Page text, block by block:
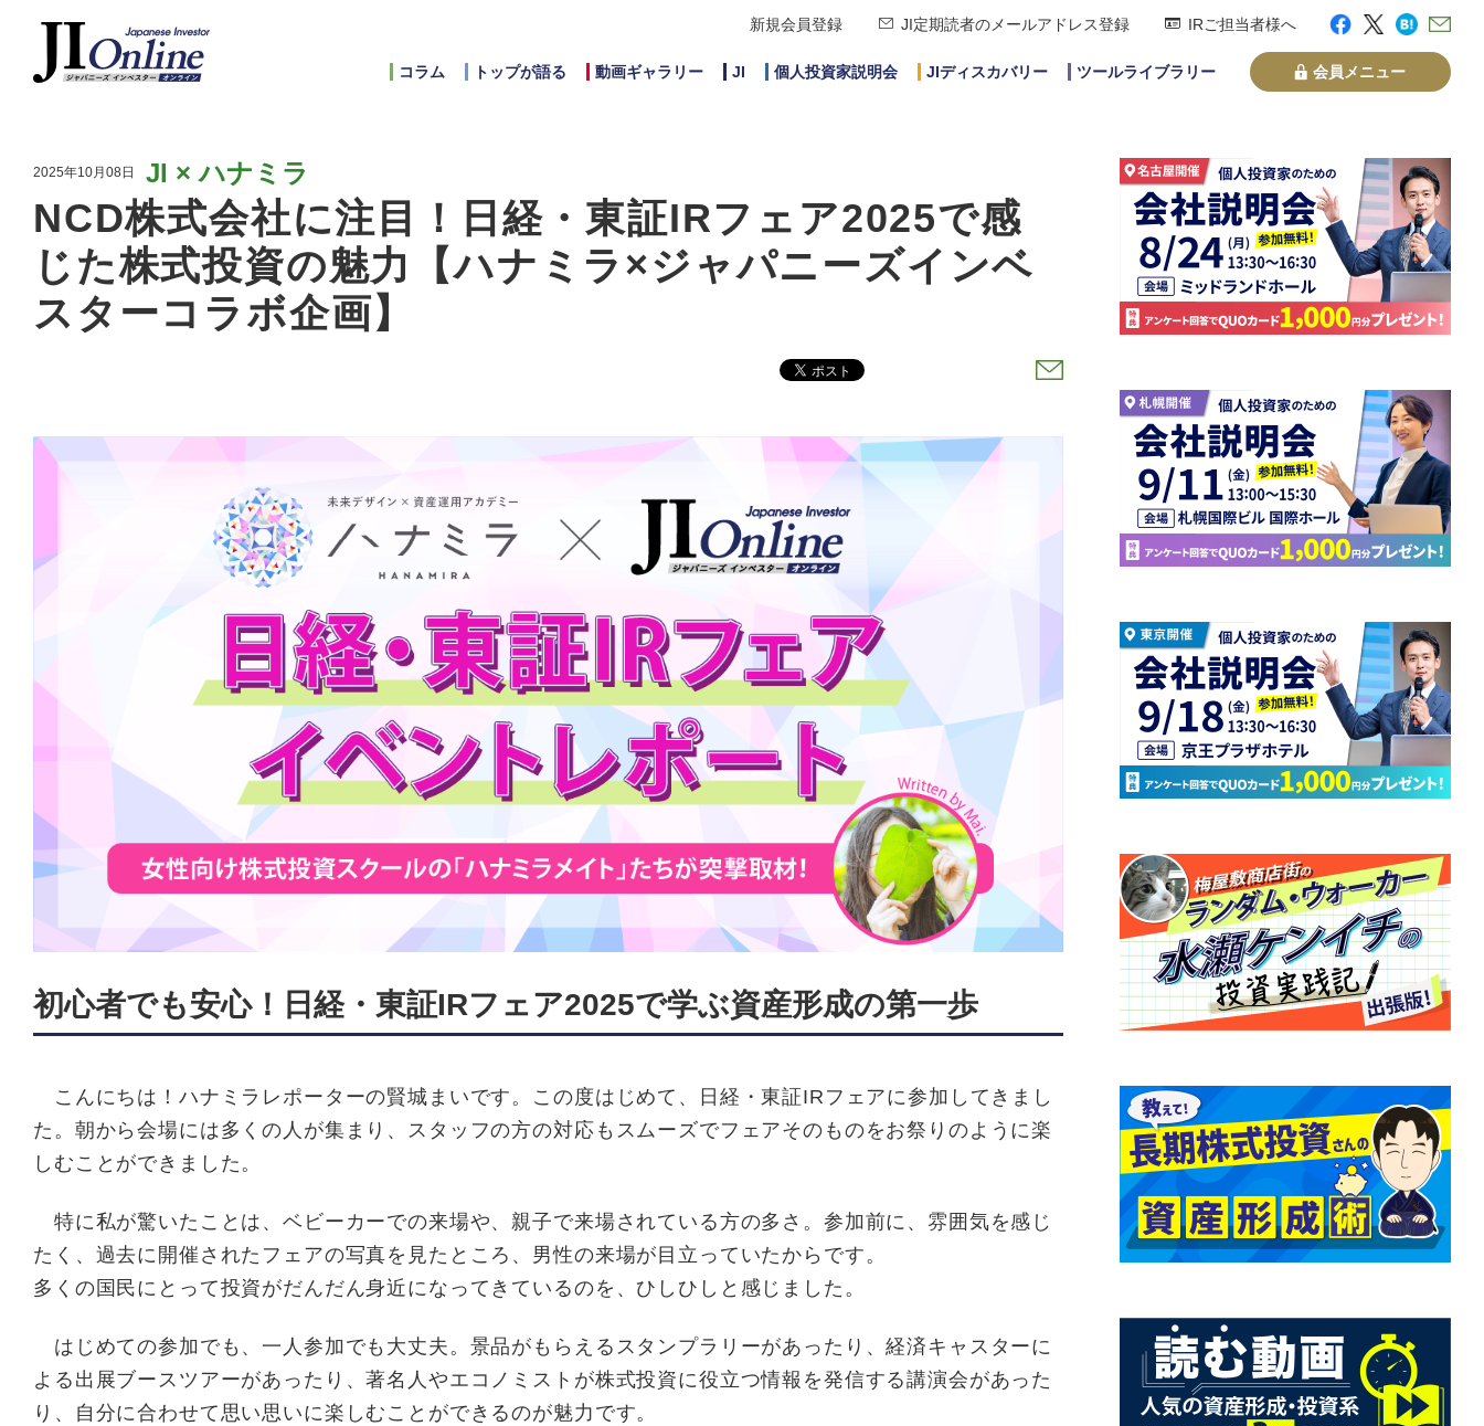
新規会員登録 JI定期読者のメールアドレス登録 IRご担当者様へ
コラム トップが語る 動画ギャラリー JI 個人投資家説明会 JIディスカバリー ツールライブラリー 会員メニュー
2025年10月08日 JI × ハナミラ
NCD株式会社に注目！日経・東証IRフェア2025で感
じた株式投資の魅力【ハナミラ×ジャパニーズインベ
スターコラボ企画】
初心者でも安心！日経・東証IRフェア2025で学ぶ資産形成の第一歩
こんにちは！ハナミラレポーターの賢城まいです。この度はじめて、日経・東証IRフェアに参加してきまし
た。朝から会場には多くの人が集まり、スタッフの方の対応もスムーズでフェアそのものをお祭りのように楽
しむことができました。
特に私が驚いたことは、ベビーカーでの来場や、親子で来場されている方の多さ。参加前に、雰囲気を感じ
たく、過去に開催されたフェアの写真を見たところ、男性の来場が目立っていたからです。
多くの国民にとって投資がだんだん身近になってきているのを、ひしひしと感じました。
はじめての参加でも、一人参加でも大丈夫。景品がもらえるスタンプラリーがあったり、経済キャスターに
よる出展ブースツアーがあったり、著名人やエコノミストが株式投資に役立つ情報を発信する講演会があった
り、自分に合わせて思い思いに楽しむことができるのが魅力です。